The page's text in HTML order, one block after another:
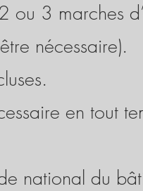
ou 3 marches
nécessaire).
en tout
national du